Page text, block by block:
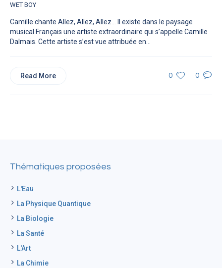
WET BOY
Camille chante Allez, Allez, Allez… Il existe dans le paysage
musical Français une artiste extraordinaire qui s’appelle Camille
Dalmais. Cette artiste s’est vue attribuée en...
0 0
Read More
Thématiques proposées
L'Eau
La Physique Quantique
La Biologie
La Santé
L'Art
La Chimie